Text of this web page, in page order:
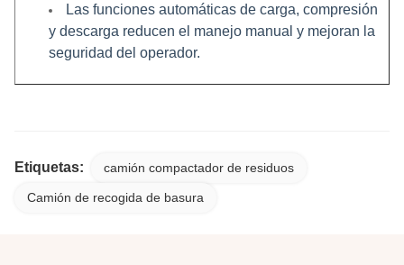
Las funciones automáticas de carga, compresión
y descarga reducen el manejo manual y mejoran la
seguridad del operador.
Etiquetas: camión compactador de residuos
Camión de recogida de basura